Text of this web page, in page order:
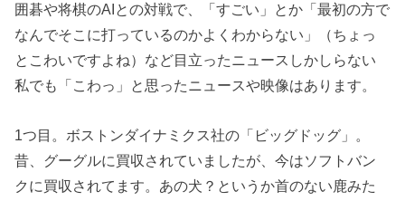
囲碁や将棋のAIとの対戦で、「すごい」とか「最初の方で
なんでそこに打っているのかよくわからない」（ちょっ
とこわいですよね）など目立ったニュースしかしらない
私でも「こわっ」と思ったニュースや映像はあります。
1つ目。ボストンダイナミクス社の「ビッグドッグ」。
昔、グーグルに買収されていましたが、今はソフトバン
クに買収されてます。あの犬？というか首のない鹿みた